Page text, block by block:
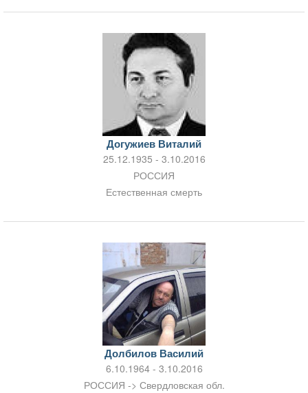
Догужиев Виталий
25.12.1935 - 3.10.2016
РОССИЯ
Естественная смерть
Долбилов Василий
6.10.1964 - 3.10.2016
РОССИЯ -> Свердловская обл.